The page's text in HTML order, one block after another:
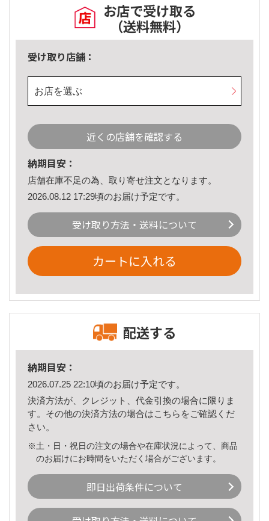
お店で受け取る
（送料無料）
受け取り店舗：
お店を選ぶ
近くの店舗を確認する
納期目安：
店舗在庫不足の為、取り寄せ注文となります。
2026.08.12 17:29頃のお届け予定です。
受け取り方法・送料について
カートに入れる
配送する
納期目安：
2026.07.25 22:10頃のお届け予定です。
決済方法が、クレジット、代金引換の場合に限りま
す。その他の決済方法の場合はこちら をご確認くだ
さい。
※土・日・祝日の注文の場合や在庫状況によって、商品
のお届けにお時間をいただく場合がございます。
即日出荷条件について